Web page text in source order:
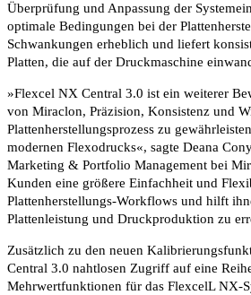
Überprüfung und Anpassung der
optimale Bedingungen bei der
Schwankungen erheblich und liefert
Platten, die auf der Druckmaschine
»Flexcel NX Central 3.0 ist ein weiterer
von Miraclon, Präzision, Konsistenz und
Plattenherstellungsprozess zu
modernen Flexodrucks«, sagte Deana
Marketing & Portfolio Management bei
Kunden eine größere Einfachheit und
Plattenherstellungs-Workflows und hilft
Plattenleistung und Druckproduktion zu
Zusätzlich zu den neuen
Central 3.0 nahtlosen Zugriff auf eine
Mehrwertfunktionen für das FlexcelL NX-